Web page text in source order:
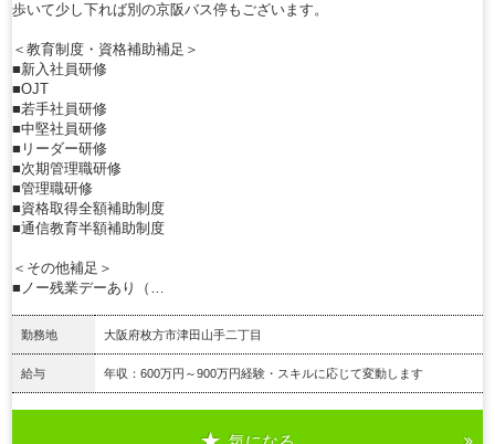
歩いて少し下れば別の京阪バス停もございます。
＜教育制度・資格補助補足＞
■新入社員研修
■OJT
■若手社員研修
■中堅社員研修
■リーダー研修
■次期管理職研修
■管理職研修
■資格取得全額補助制度
■通信教育半額補助制度
＜その他補足＞
■ノー残業デーあり（…
勤務地 大阪府枚方市津田山手二丁目
給与 年収：600万円～900万円経験・スキルに応じて変動します